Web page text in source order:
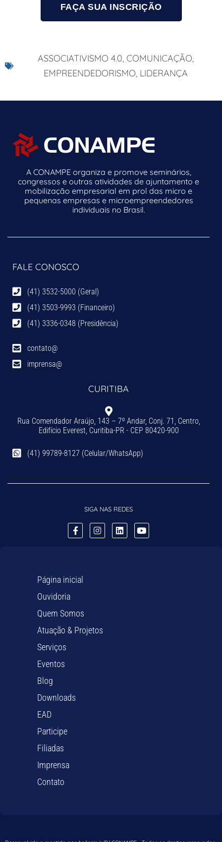
FAÇA SUA INSCRIÇÃO
ASSOCIATIVISMO 4.0, COMUNICAÇÃO,
EMPREENDEDORISMO, LIDERANÇA
A CONAMPE organiza e promove seminários,
congressos e outras atividades de ajuntamento e
mobilização empresarial em prol das micro e
pequenas empresas e microempreendedores
individuais no Brasil.
FALE CONOSCO
(41) 3532-5000 (Geral)
(41) 3503-9993 (Financeiro)
(41) 3336-0348 (Presidência)
contato@
imprensa@
CURITIBA
Rua Comendador Araújo, 143 – 7º Andar, Conj. 71, Centro,
Edifício Everest, Curitiba-PR - CEP 80420-900
(41) 99789-8127 (Celular/WhatsApp)
SIGA NAS REDES
Página inicial
Ouvidoria
Quem Somos
Atuação & Projetos
Serviços
Eventos
Blog
Downloads
EAD
Participe
Filiadas
Imprensa
Contato